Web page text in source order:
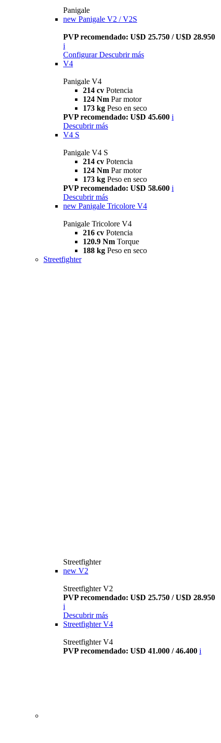
Panigale
new Panigale V2 / V2S
PVP recomendado: U$D 25.750 / U$D 28.950
i
Configurar Descubrir más
V4
Panigale V4
214 cv Potencia
124 Nm Par motor
173 kg Peso en seco
PVP recomendado: U$D 45.600 i
Descubrir más
V4 S
Panigale V4 S
214 cv Potencia
124 Nm Par motor
173 kg Peso en seco
PVP recomendado: U$D 58.600 i
Descubrir más
new Panigale Tricolore V4
Panigale Tricolore V4
216 cv Potencia
120.9 Nm Torque
188 kg Peso en seco
Streetfighter
Streetfighter
new V2
Streetfighter V2
PVP recomendado: U$D 25.750 / U$D 28.950
i
Descubrir más
Streetfighter V4
Streetfighter V4
PVP recomendado: U$D 41.000 / 46.400 i